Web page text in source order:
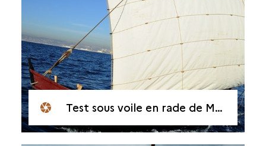
Test sous voile en rade de Marseille